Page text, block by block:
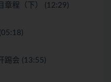
章程（下） (12:29)
踢会 (13:55)